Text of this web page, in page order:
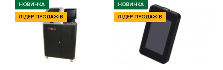
НОВИНКА
ЛІДЕР ПРОДАЖІВ
НОВИНКА
ЛІДЕР ПРОДАЖІВ